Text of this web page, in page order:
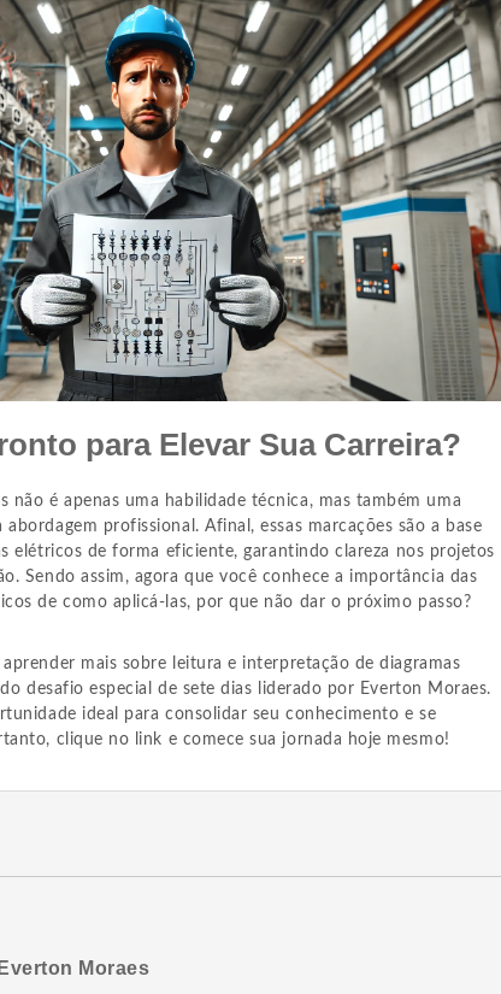
para Elevar Sua Carreira?
não é apenas uma habilidade técnica, mas também uma
profissional. Afinal, essas marcações são a base
elétricos de forma eficiente, garantindo clareza nos projetos
Sendo assim, agora que você conhece a importância das
de como aplicá-las, por que não dar o próximo passo?
mais sobre leitura e interpretação de diagramas
desafio especial de sete dias liderado por Everton Moraes.
ideal para consolidar seu conhecimento e se
clique no link e comece sua jornada hoje mesmo!
Everton Moraes